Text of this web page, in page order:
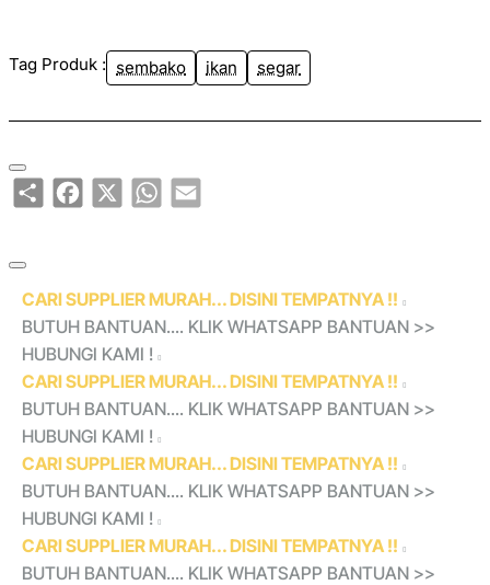
Tag Produk : sembako ikan segar
ShareFacebook
X WhatsApp
Email
CARI SUPPLIER MURAH... DISINI TEMPATNYA !!
BUTUH BANTUAN.... KLIK WHATSAPP BANTUAN >>
HUBUNGI KAMI !
CARI SUPPLIER MURAH... DISINI TEMPATNYA !!
BUTUH BANTUAN.... KLIK WHATSAPP BANTUAN >>
HUBUNGI KAMI !
CARI SUPPLIER MURAH... DISINI TEMPATNYA !!
BUTUH BANTUAN.... KLIK WHATSAPP BANTUAN >>
HUBUNGI KAMI !
CARI SUPPLIER MURAH... DISINI TEMPATNYA !!
BUTUH BANTUAN.... KLIK WHATSAPP BANTUAN >>